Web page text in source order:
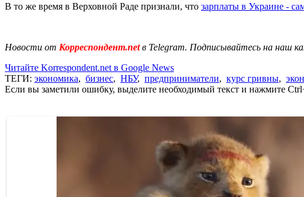
В то же время в Верховной Раде признали, что зарплаты в Украине -
Новости от Корреспондент.netв Telegram. Подписывайтесь на наш
Читайте Korrespondent.net в Google News
ТЕГИ: экономика, бизнес, НБУ, предприниматели, курс гривны,
Если вы заметили ошибку, выделите необходимый текст и нажмите